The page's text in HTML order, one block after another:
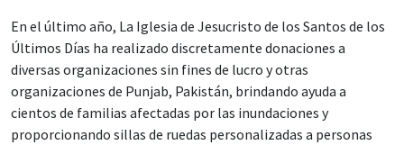
En el último año, La Iglesia de Jesucristo de los Santos de los
Últimos Días ha realizado discretamente donaciones a
diversas organizaciones sin fines de lucro y otras
organizaciones de Punjab, Pakistán, brindando ayuda a
cientos de familias afectadas por las inundaciones y
proporcionando sillas de ruedas personalizadas a personas